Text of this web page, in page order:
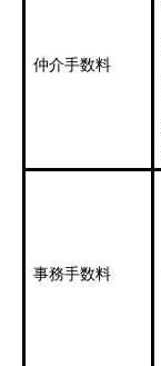
仲介手数料
事務手数料